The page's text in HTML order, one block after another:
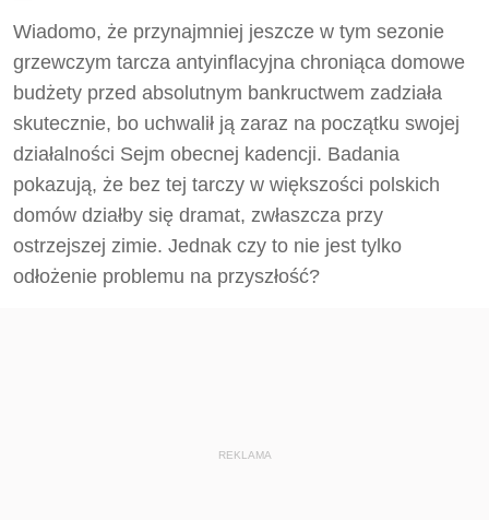
Wiadomo, że przynajmniej jeszcze w tym sezonie
grzewczym tarcza antyinflacyjna chroniąca domowe
budżety przed absolutnym bankructwem zadziała
skutecznie, bo uchwalił ją zaraz na początku swojej
działalności Sejm obecnej kadencji. Badania
pokazują, że bez tej tarczy w większości polskich
domów działby się dramat, zwłaszcza przy
ostrzejszej zimie. Jednak czy to nie jest tylko
odłożenie problemu na przyszłość?
REKLAMA